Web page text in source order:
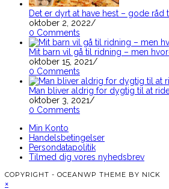
Det er dyrt at have hest – gode
oktober 2, 2022/
0 Comments
Mit barn vil gå til ridning – men
oktober 15, 2021/
0 Comments
Man bliver aldrig for dygtig til at
oktober 3, 2021/
0 Comments
Min Konto
Handelsbetingelser
Persondatapolitik
Tilmed dig vores nyhedsbrev
COPYRIGHT - OCEANWP THEME BY NICK
×